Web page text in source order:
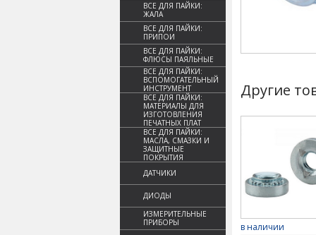
ВСЕ ДЛЯ ПАЙКИ:
ЖАЛА
ВСЕ ДЛЯ ПАЙКИ:
ПРИПОИ
ВСЕ ДЛЯ ПАЙКИ:
ФЛЮСЫ ПАЯЛЬНЫЕ
ВСЕ ДЛЯ ПАЙКИ:
ВСПОМОГАТЕЛЬНЫЙ
ИНСТРУМЕНТ
ВСЕ ДЛЯ ПАЙКИ:
МАТЕРИАЛЫ ДЛЯ
ИЗГОТОВЛЕНИЯ
ПЕЧАТНЫХ ПЛАТ
ВСЕ ДЛЯ ПАЙКИ:
МАСЛА, СМАЗКИ И
ЗАЩИТНЫЕ
ПОКРЫТИЯ
ДАТЧИКИ
ДИОДЫ
ИЗМЕРИТЕЛЬНЫЕ
ПРИБОРЫ
Другие
в наличии